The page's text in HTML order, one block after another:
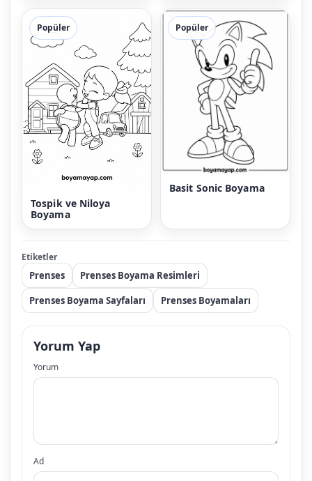
Popüler
Tospik ve Niloya
Boyama
Popüler
Basit Sonic Boyama
Etiketler
Prenses
Prenses Boyama Resimleri
Prenses Boyama Sayfaları
Prenses Boyamaları
Yorum Yap
Yorum
Ad